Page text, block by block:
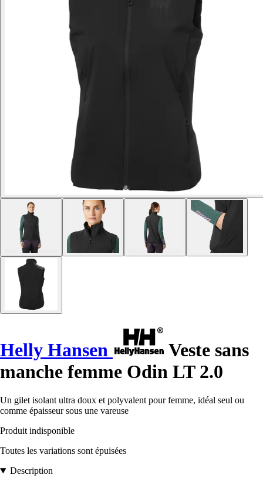
Helly Hansen
Veste sans
manche femme Odin LT 2.0
Un gilet isolant ultra doux et polyvalent pour femme, idéal seul ou
comme épaisseur sous une vareuse
Produit indisponible
Toutes les variations sont épuisées
Description